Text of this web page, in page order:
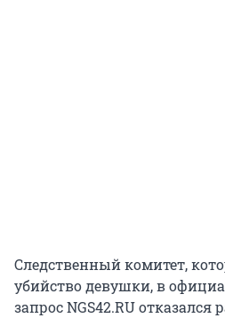
Следственный комитет,
убийство девушки, в
запрос NGS42.RU отказался